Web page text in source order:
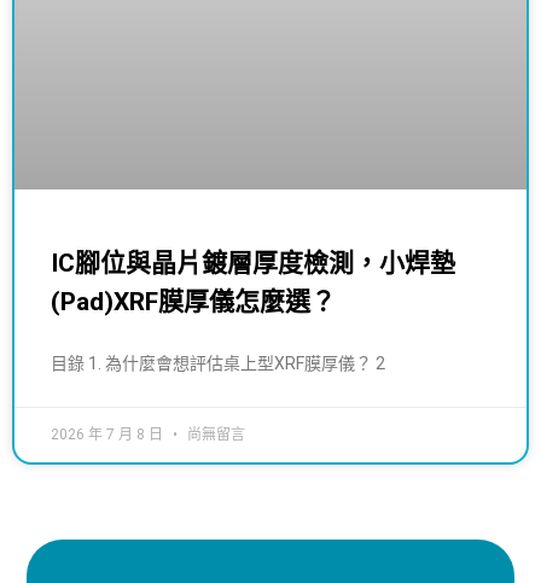
IC腳位與晶片鍍層厚度檢測，小焊墊
(Pad)XRF膜厚儀怎麼選？
目錄 1. 為什麼會想評估桌上型XRF膜厚儀？ 2
2026 年 7 月 8 日 尚無留言